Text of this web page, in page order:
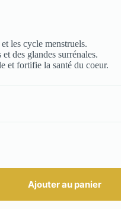
les cycle menstruels.
des glandes surrénales.
et fortifie la santé du coeur.
Ajouter au panier